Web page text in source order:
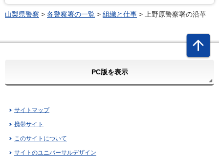
山梨県警察 > 各警察署の一覧 > 組織と仕事 > 上野原警察署の沿革
PC版を表示
サイトマップ
携帯サイト
このサイトについて
サイトのユニバーサルデザイン